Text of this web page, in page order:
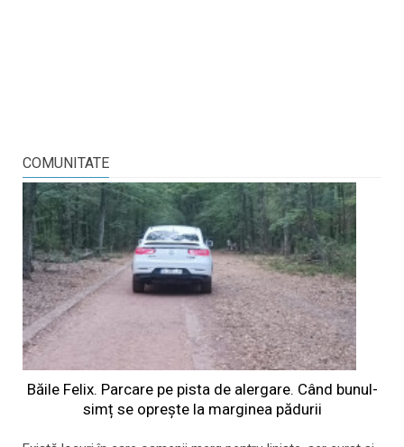
COMUNITATE
Băile Felix. Parcare pe pista de alergare. Când bunul-
simț se oprește la marginea pădurii